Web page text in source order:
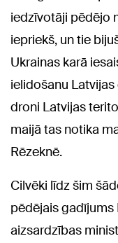
iedzīvotāji pēdējo
iepriekš, un tie
Ukrainas karā
ielidošanu
droni Latvijas
maijā tas notika
Rēzeknē.
Cilvēki līdz šim
pēdējais gadījums
aizsardzības